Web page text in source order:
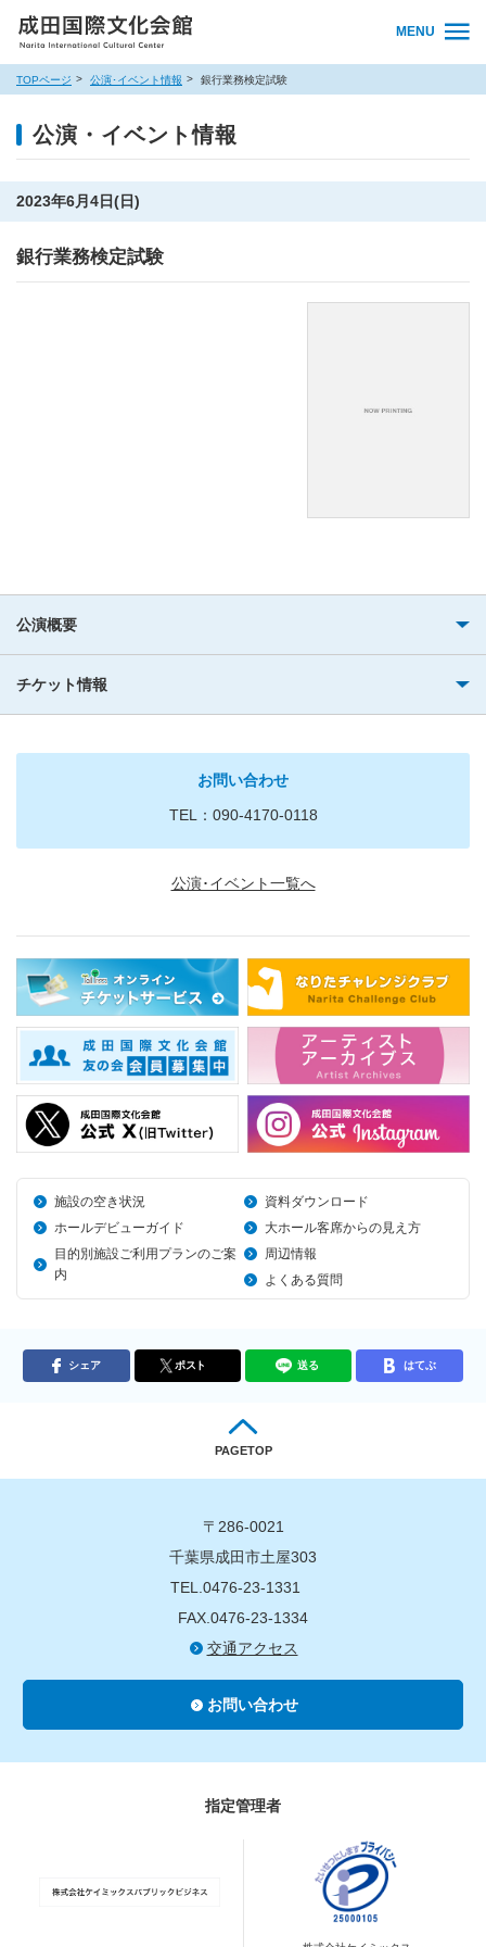
MENU
TOPページ 公演･イベント情報 銀行業務検定試験
公演・イベント情報
2023年6月4日(日)
銀行業務検定試験
公演概要
チケット情報
お問い合わせ
TEL：090-4170-0118
公演･イベント一覧へ
施設の空き状況
資料ダウンロード
ホールデビューガイド
大ホール客席からの見え方
目的別施設ご利用プランのご案
内
周辺情報
よくある質問
シェア ポスト 送る はてぶ
PAGETOP
〒286-0021
千葉県成田市土屋303
TEL.0476-23-1331
FAX.0476-23-1334
交通アクセス
お問い合わせ
指定管理者